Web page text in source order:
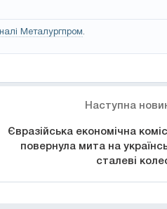
Металургпром.
Наступна
Євразійська економічна
повернула мита на
сталеві